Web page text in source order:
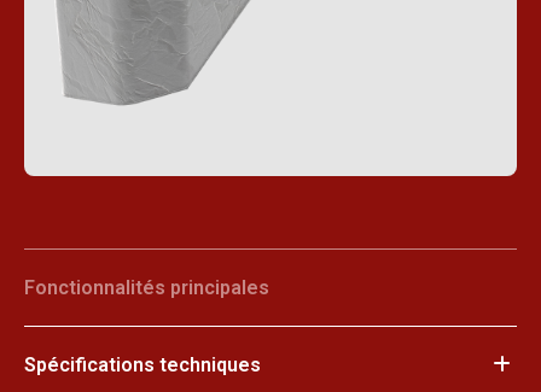
Fonctionnalités principales
Spécifications techniques